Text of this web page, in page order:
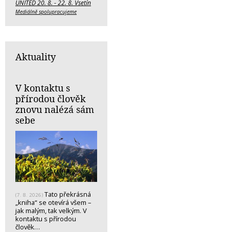
UNITED 20. 8. - 22. 8. Vsetín
Mediálně spolupracujeme
Aktuality
V kontaktu s
přírodou člověk
znovu nalézá sám
sebe
(7. 8. 2026) Tato překrásná
„kniha“ se otevírá všem –
jak malým, tak velkým. V
kontaktu s přírodou
člověk…